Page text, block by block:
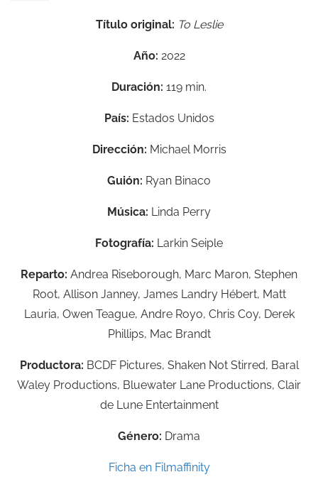
Título original: To Leslie
Año: 2022
Duración: 119 min.
País: Estados Unidos
Dirección: Michael Morris
Guión: Ryan Binaco
Música: Linda Perry
Fotografía: Larkin Seiple
Reparto: Andrea Riseborough, Marc Maron, Stephen
Root, Allison Janney, James Landry Hébert, Matt
Lauria, Owen Teague, Andre Royo, Chris Coy, Derek
Phillips, Mac Brandt
Productora: BCDF Pictures, Shaken Not Stirred, Baral
Waley Productions, Bluewater Lane Productions, Clair
de Lune Entertainment
Género: Drama
Ficha en Filmaffinity